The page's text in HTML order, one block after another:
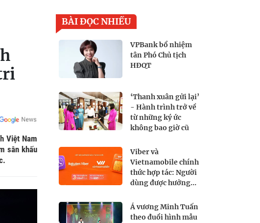
Việt Nam
sân khấu
BÀI ĐỌC NHIỀU
VPBank bổ nhiệm
tân Phó Chủ tịch
HĐQT
‘Thanh xuân gửi lại’
- Hành trình trở về
từ những ký ức
không bao giờ cũ
Viber và
Vietnamobile chính
thức hợp tác: Người
dùng được hưởng
Á vương Minh Tuấn
theo đuổi hình mẫu